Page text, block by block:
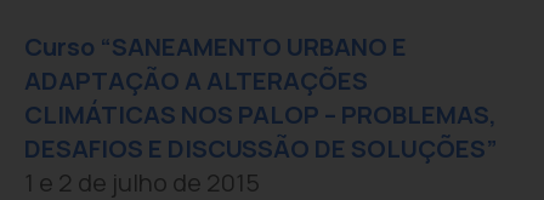
Curso “SANEAMENTO URBANO E
ADAPTAÇÃO A ALTERAÇÕES
CLIMÁTICAS NOS PALOP – PROBLEMAS,
DESAFIOS E DISCUSSÃO DE SOLUÇÕES”
1 e 2 de julho de 2015